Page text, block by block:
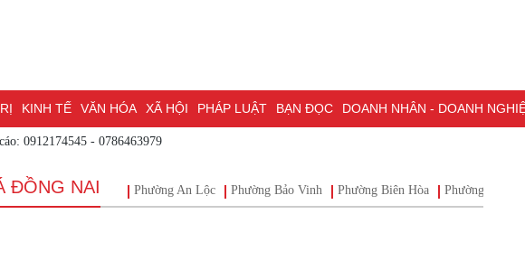
KINH TẾ VĂN HÓA XÃ HỘI PHÁP LUẬT BẠN ĐỌC DOANH NHÂN - DOANH NGHIỆP
SỐ THỂ THAO ĐỒNG NAI & NGHỊ QUYẾT 57
PHÁ ĐỒNG NAI ĐẠI HỘI ĐẠI BIỂU TOÀN QUỐC LẦN THỨ XIV CỦA ĐẢNG ĐỢT THI ĐUA
cáo: 0912174545 - 0786463979
ĐỒNG NAI Phường An Lộc Phường Bảo Vinh Phường Biên Hòa Phường Bình